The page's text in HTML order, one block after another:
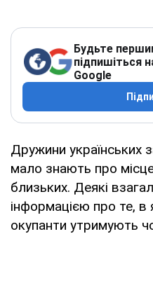
Будьте
підпишіться
Google
Дружини українських
мало знають про
близьких. Деякі
інформацією про те, в
окупанти утримують